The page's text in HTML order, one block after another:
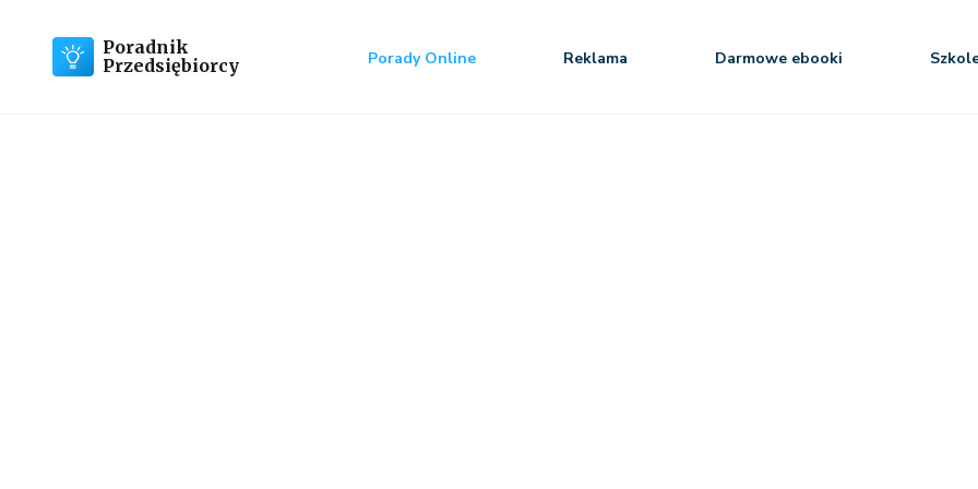
Poradnik
Przedsiębiorcy
Porady Online Reklama Darmowe ebooki